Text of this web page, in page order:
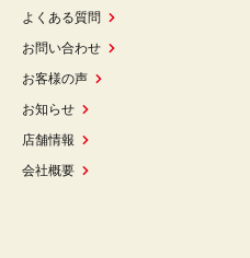
よくある質問
お問い合わせ
お客様の声
お知らせ
店舗情報
会社概要